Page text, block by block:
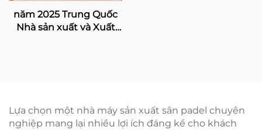
năm 2025 Trung Quốc
Nhà sản xuất và Xuất
Lựa chọn một nhà máy sản xuất sân padel chuyên
nghiệp mang lại nhiều lợi ích đáng kể cho khách